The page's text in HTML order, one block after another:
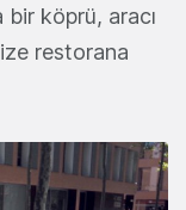
bir köprü, aracı
restorana